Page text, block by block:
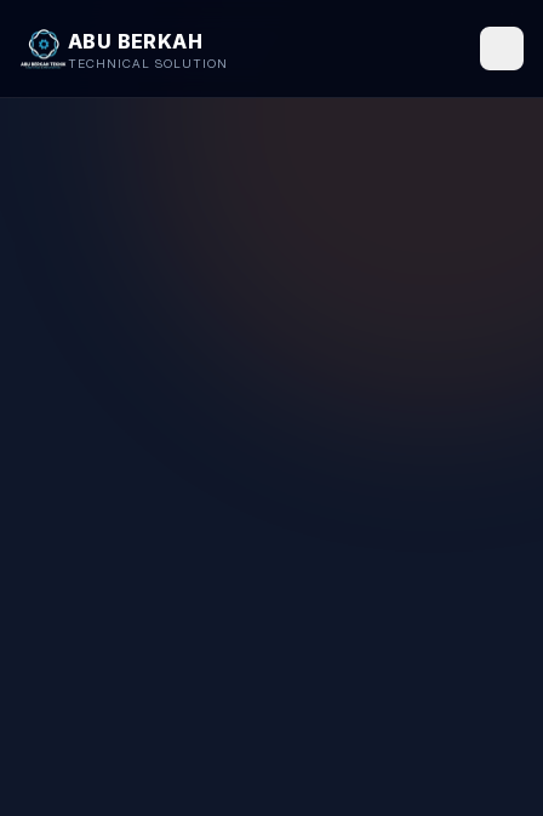
ABU BERKAH
TECHNICAL SOLUTION